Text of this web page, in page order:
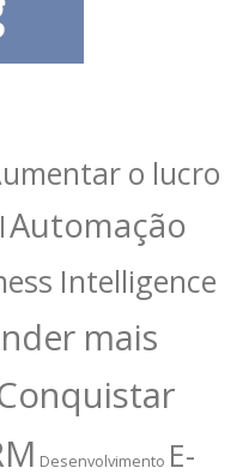
o lucro
Automação
Intelligence
mais
Desenvolvimento E-